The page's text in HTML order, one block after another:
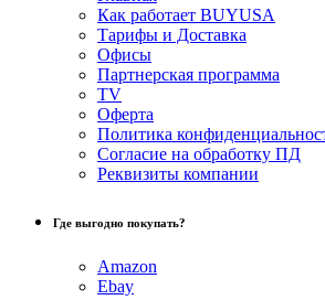
Как работает BUYUSA
Тарифы и Доставка
Офисы
Партнерская программа
TV
Оферта
Политика
Согласие на обработку ПД
Реквизиты компании
Где выгодно покупать?
Amazon
Ebay